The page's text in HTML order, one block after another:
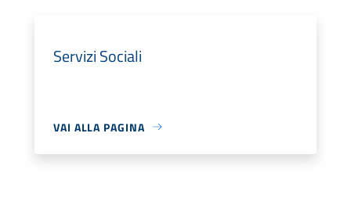
Servizi Sociali
VAI ALLA PAGINA